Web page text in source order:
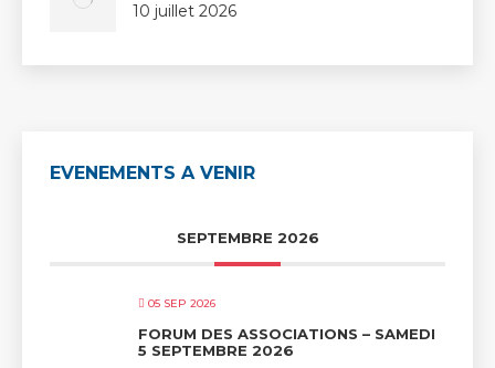
10 juillet 2026
EVENEMENTS A VENIR
SEPTEMBRE 2026
05 SEP 2026
FORUM DES ASSOCIATIONS – SAMEDI
5 SEPTEMBRE 2026